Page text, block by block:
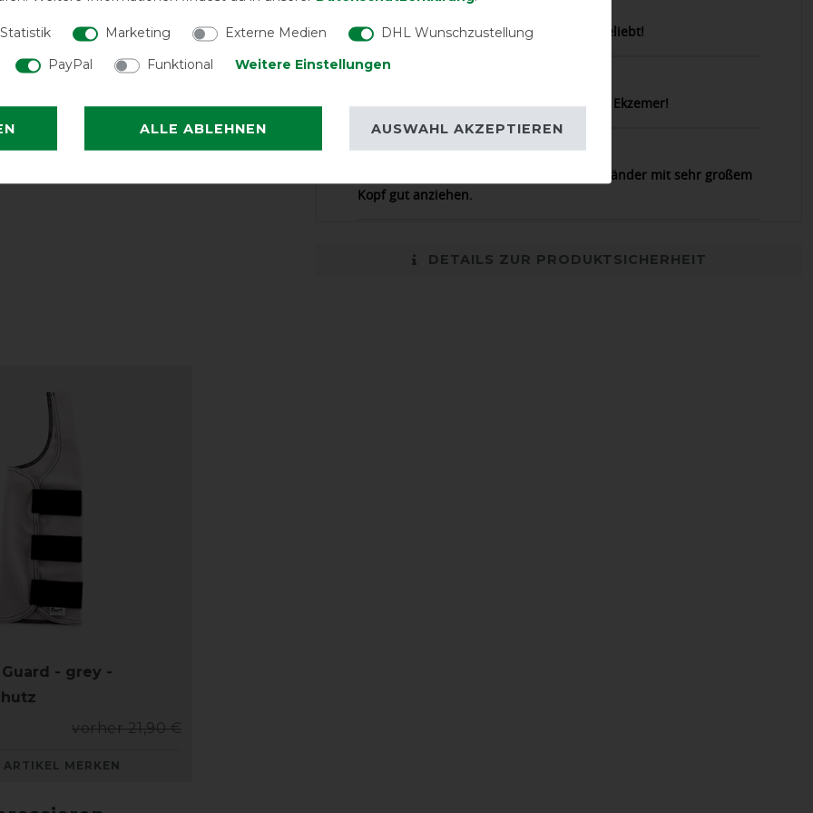
22.04.2024
Passt perfekt und wir von meiner Stute geliebt!
Boett hat einfach die besten Produkte für Ekzemer!
06.08.2017
Gute Qualität. Größte 5 lässt sich beim Isländer mit sehr großem
Kopf gut anziehen.
DETAILS ZUR PRODUKTSICHERHEIT
- grey -
vorher 21,90 €
ARTIKEL MERKEN
Statistik Marketing Externe Medien
DHL Wunschzustellung
PayPal
Funktional Weitere Einstellungen
ALLE ABLEHNEN AUSWAHL AKZEPTIEREN